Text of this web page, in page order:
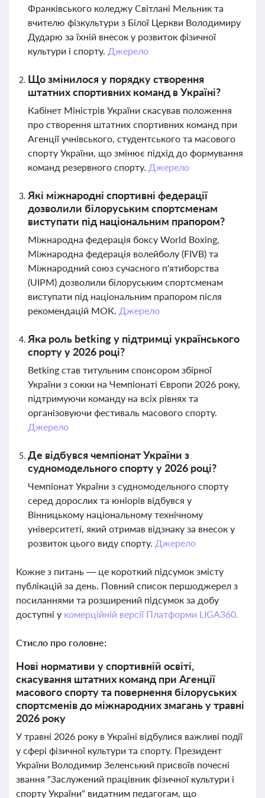
Франківського коледжу Світлані Мельник та
вчителю фізкультури з Білої Церкви Володимиру
Дударю за їхній внесок у розвиток фізичної
культури і спорту. Джерело
Що змінилося у порядку створення
штатних спортивних команд в Україні?
Кабінет Міністрів України скасував положення
про створення штатних спортивних команд при
Агенції учнівського, студентського та масового
спорту України, що змінює підхід до формування
команд резервного спорту. Джерело
Які міжнародні спортивні федерації
дозволили білоруським спортсменам
виступати під національним прапором?
Міжнародна федерація боксу World Boxing,
Міжнародна федерація волейболу (FIVB) та
Міжнародний союз сучасного п'ятиборства
(UIPM) дозволили білоруським спортсменам
виступати під національним прапором після
рекомендацій МОК. Джерело
Яка роль betking у підтримці українського
спорту у 2026 році?
Betking став титульним спонсором збірної
України з сокки на Чемпіонаті Європи 2026 року,
підтримуючи команду на всіх рівнях та
організовуючи фестиваль масового спорту.
Джерело
Де відбувся чемпіонат України з
судномодельного спорту у 2026 році?
Чемпіонат України з судномодельного спорту
серед дорослих та юніорів відбувся у
Вінницькому національному технічному
університеті, який отримав відзнаку за внесок у
розвиток цього виду спорту. Джерело
Кожне з питань — це короткий підсумок змісту
публікацій за день. Повний список першоджерел з
посиланнями та розширений підсумок за добу
доступні у комерційній версії Платформи LIGA360.
Стисло про головне:
Нові нормативи у спортивній освіті,
скасування штатних команд при Агенції
масового спорту та повернення білоруських
спортсменів до міжнародних змагань у травні
2026 року
У травні 2026 року в Україні відбулися важливі події
у сфері фізичної культури та спорту. Президент
України Володимир Зеленський присвоїв почесні
звання "Заслужений працівник фізичної культури і
спорту України" видатним педагогам, що